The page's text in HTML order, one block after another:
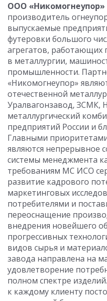
ООО «Никомогнеупор»
производитель
выпускаемые
футеровки большого
агрегатов, работающих
в металлургии,
промышленности.
«Никомогнеупор»
отечественной
Уралвагонзавод, ЗСМК,
металлургический
предприятий России и
Главными
являются непрерывное
системы менеджмента
требованиям МС ИСО
развитие кадрового
маркетинговых
потребителями и
переоснащение
внедрения новейшего
прогрессивных
видов сырья и
завода направлена на
удовлетворение
полном спектре
к каждому клиенту